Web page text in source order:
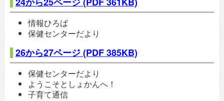
情報ひろば
保健センターだより
26から27ページ(PDF 385KB)
保健センターだより
ようこそとしょかんへ！
子育て通信